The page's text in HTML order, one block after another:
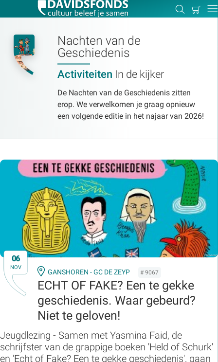
Zoeken
Mijn
Nachten van de
Geschiedenis
Activiteiten In de kijker
De Nachten van de Geschiedenis zitten
erop. We verwelkomen je graag opnieuw
een volgende editie in het najaar van 2026!
06
NOV
GANSHOREN - GC DE ZEYP # 9067
ECHT OF FAKE? Een te gekke
geschiedenis. Waar gebeurd?
Niet te geloven!
Jeugdlezing - Samen met Yasmina Faid, de
schrijfster van de grappige boeken 'Held of Schurk'
en 'Echt of Fake? Een te gekke geschiedenis', gaan